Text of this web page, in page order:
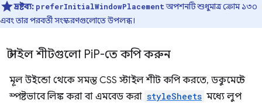
দ্রষ্টব্য: preferInitialWindowPlacementঅপশনটি শুধুমাত্র ক্রোম ১৩০
এবং তার পরবর্তী সংস্করণগুলোতে উপলব্ধ।
স্টাইল শীটগুলো PiP-তে কপি করুন
মূল উইন্ডো থেকে সমস্ত CSS স্টাইল শীট কপি করতে, ডকুমেন্টে
স্পষ্টভাবে লিঙ্ক করা বা এমবেড করা styleSheets মধ্যে লুপ